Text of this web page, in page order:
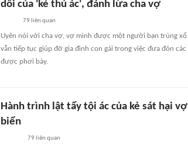
dối của 'kẻ thủ ác', đánh lừa cha vợ
79 liên quan
Uyên nói với cha vợ, vợ mình được một người bạn trúng
vẫn tiếp tục giúp đỡ gia đình con gái trong việc đưa đón
được phơi bày.
Hành trình lật tẩy tội ác của kẻ sát hại
biển
79 liên quan